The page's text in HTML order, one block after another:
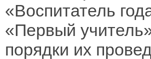
«Воспитатель
«Первый
порядки их